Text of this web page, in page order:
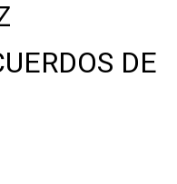
DE